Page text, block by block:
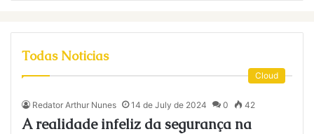
Todas Noticias
Cloud
Redator Arthur Nunes 14 de July de 2024 0 42
A realidade infeliz da segurança na